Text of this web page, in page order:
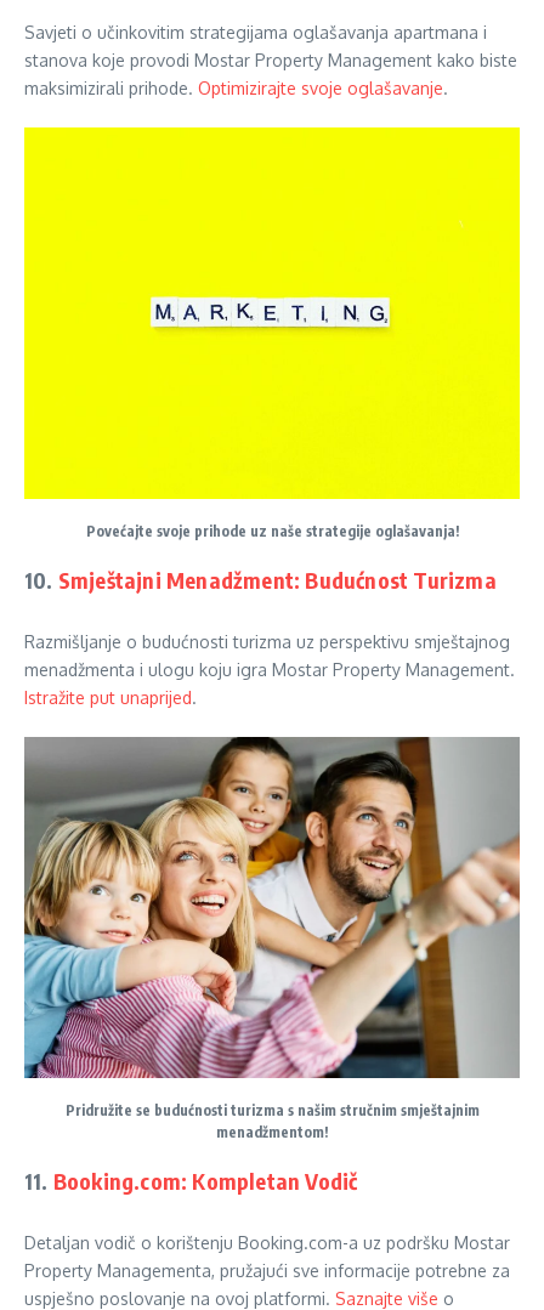
Savjeti o učinkovitim strategijama oglašavanja apartmana i
stanova koje provodi Mostar Property Management kako biste
maksimizirali prihode. Optimizirajte svoje oglašavanje.
Povećajte svoje prihode uz naše strategije oglašavanja!
10. Smještajni Menadžment: Budućnost Turizma
Razmišljanje o budućnosti turizma uz perspektivu smještajnog
menadžmenta i ulogu koju igra Mostar Property Management.
Istražite put unaprijed.
Pridružite se budućnosti turizma s našim stručnim smještajnim
menadžmentom!
11. Booking.com: Kompletan Vodič
Detaljan vodič o korištenju Booking.com-a uz podršku Mostar
Property Managementa, pružajući sve informacije potrebne za
uspješno poslovanje na ovoj platformi. Saznajte više o